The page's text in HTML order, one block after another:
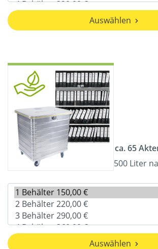
Auswählen
ca. 65
500 Liter
Auswählen